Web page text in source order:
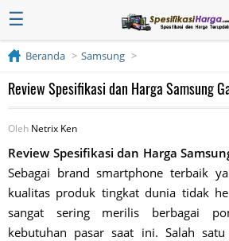
☰
Beranda Samsung
Review Spesifikasi dan Harga Samsung
Oleh Netrix Ken
Review Spesifikasi dan Harga
Sebagai brand smartphone terbaik
kualitas produk tingkat dunia tidak
sangat sering merilis berbagai
kebutuhan pasar saat ini. Salah